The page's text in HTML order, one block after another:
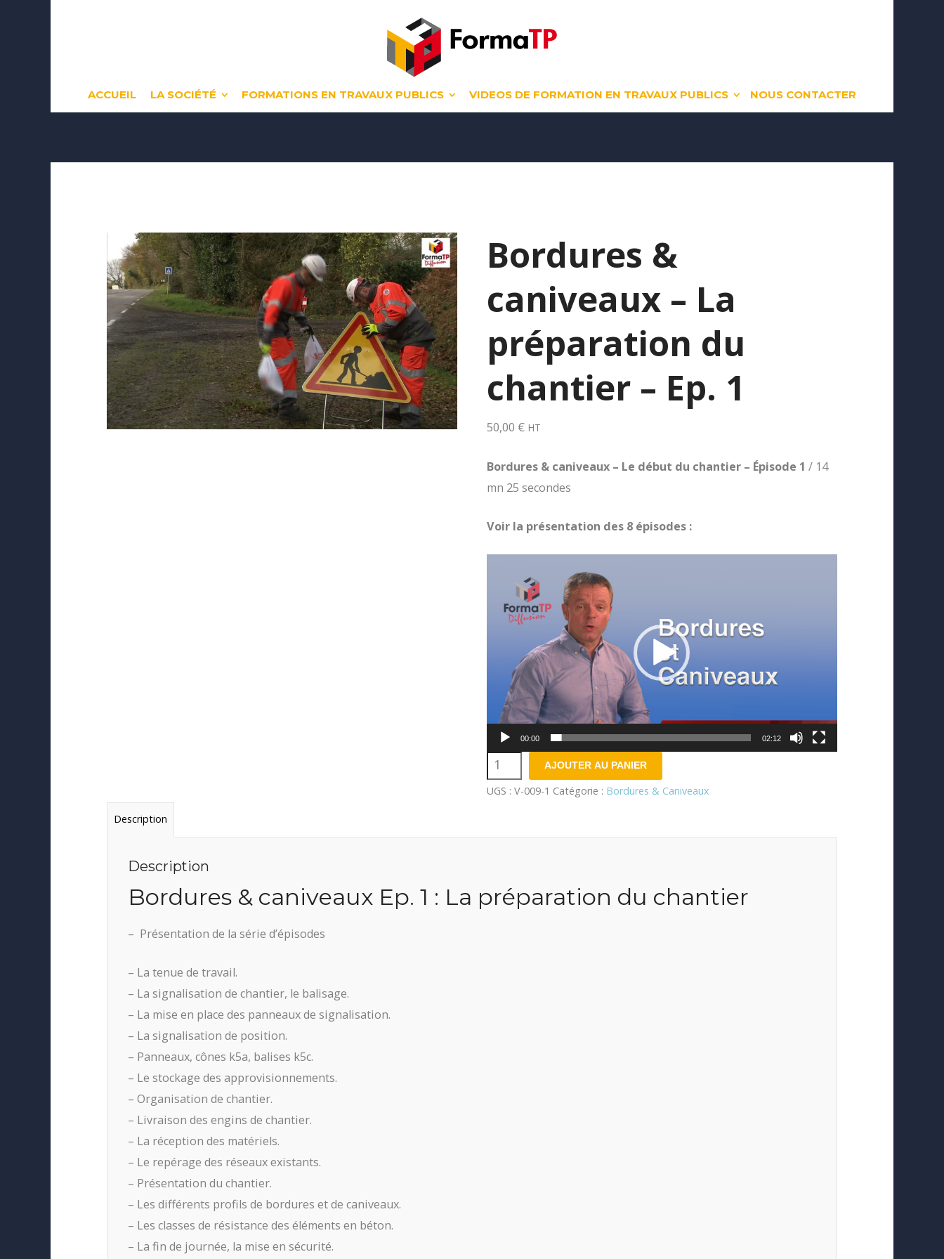
ACCUEIL LA SOCIÉTÉ FORMATIONS EN TRAVAUX PUBLICS VIDEOS DE FORMATION EN TRAVAUX PUBLICS NOUS CONTACTER
Bordures &
caniveaux – La
préparation du
chantier – Ep. 1
50,00 € HT
Bordures & caniveaux – Le début du chantier – Épisode 1 / 14
mn 25 secondes
Voir la présentation des 8 épisodes :
vidéo
00:00 02:12
quantité
de
La
AJOUTER AU PANIER
UGS : V-009-1 Catégorie : Bordures & Caniveaux
Description
Description
Bordures & caniveaux Ep. 1 : La préparation du chantier
– Présentation de la série d’épisodes
– La tenue de travail.
– La signalisation de chantier, le balisage.
– La mise en place des panneaux de signalisation.
– La signalisation de position.
– Panneaux, cônes k5a, balises k5c.
– Le stockage des approvisionnements.
– Organisation de chantier.
– Livraison des engins de chantier.
– La réception des matériels.
– Le repérage des réseaux existants.
– Présentation du chantier.
– Les différents profils de bordures et de caniveaux.
– Les classes de résistance des éléments en béton.
– La fin de journée, la mise en sécurité.